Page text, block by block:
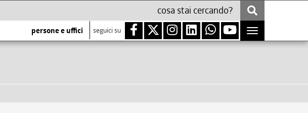
persone e uffici seguici su
Toggle
navigation